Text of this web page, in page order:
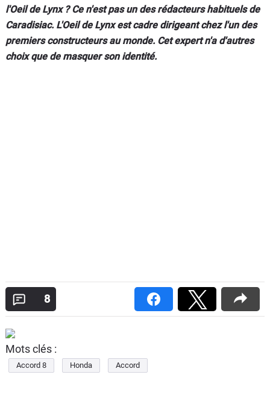
l'Oeil de Lynx ? Ce n'est pas un des rédacteurs habituels de
Caradisiac. L'Oeil de Lynx est cadre dirigeant chez l'un des
premiers constructeurs au monde. Cet expert n'a d'autres
choix que de masquer son identité.
8
Mots clés :
Accord 8 Honda Accord